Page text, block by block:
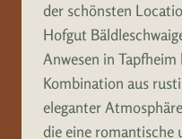
der schönsten
Hofgut
Anwesen in
Kombination aus
eleganter
die eine romantische